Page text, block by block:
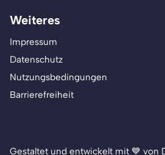
Weiteres
Impressum
Datenschutz
Nutzungsbedingungen
Barrierefreiheit
Gestaltet und entwickelt mit 💙 von